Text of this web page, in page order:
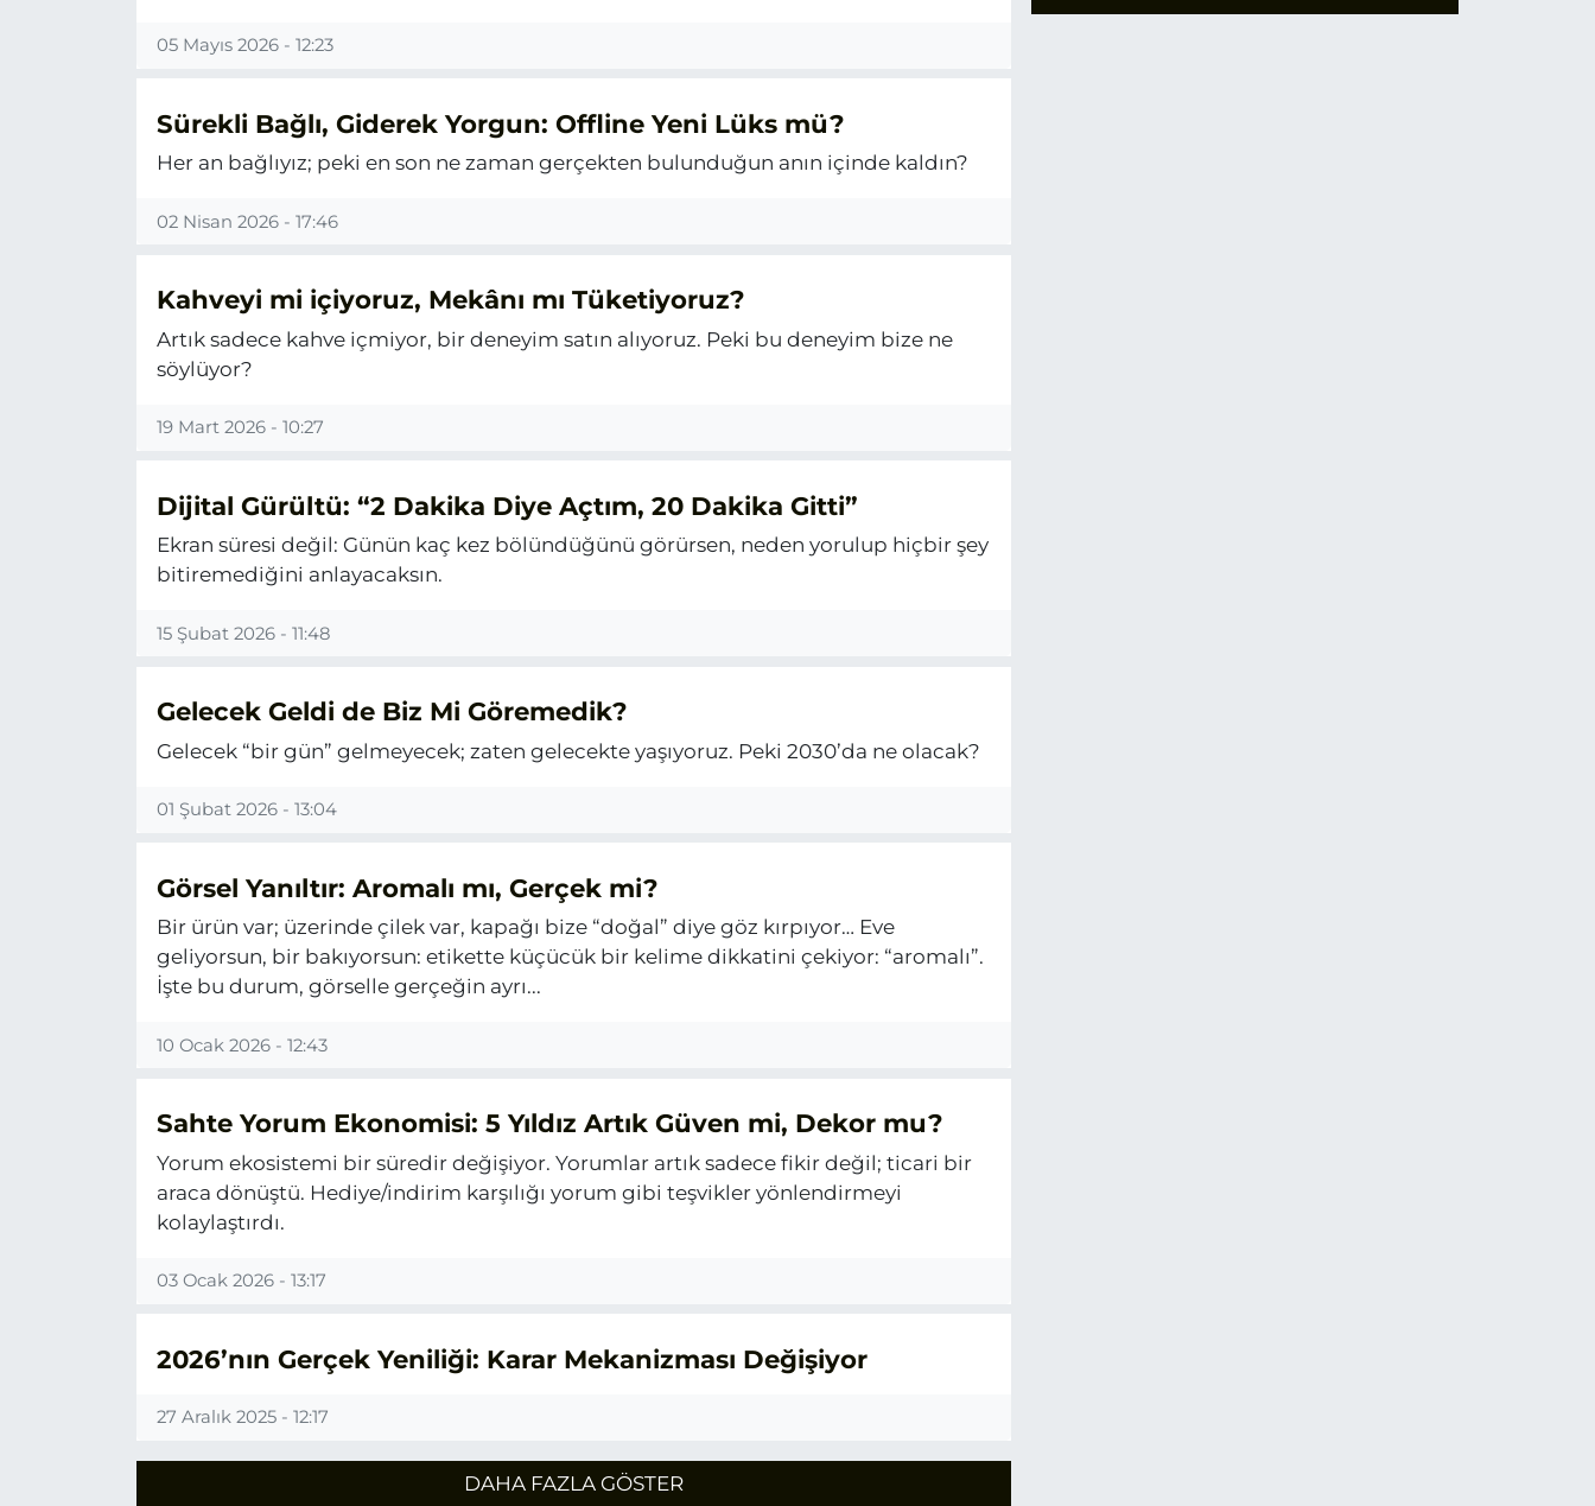
05 Mayıs 2026 - 12:23
Sürekli Bağlı, Giderek Yorgun: Offline Yeni Lüks mü?
Her an bağlıyız; peki en son ne zaman gerçekten bulunduğun anın içinde kaldın?
02 Nisan 2026 - 17:46
Kahveyi mi içiyoruz, Mekânı mı Tüketiyoruz?
Artık sadece kahve içmiyor, bir deneyim satın alıyoruz. Peki bu deneyim bize ne
söylüyor?
19 Mart 2026 - 10:27
Dijital Gürültü: “2 Dakika Diye Açtım, 20 Dakika Gitti”
Ekran süresi değil: Günün kaç kez bölündüğünü görürsen, neden yorulup hiçbir şey
bitiremediğini anlayacaksın.
15 Şubat 2026 - 11:48
Gelecek Geldi de Biz Mi Göremedik?
Gelecek “bir gün” gelmeyecek; zaten gelecekte yaşıyoruz. Peki 2030’da ne olacak?
01 Şubat 2026 - 13:04
Görsel Yanıltır: Aromalı mı, Gerçek mi?
Bir ürün var; üzerinde çilek var, kapağı bize “doğal” diye göz kırpıyor… Eve
geliyorsun, bir bakıyorsun: etikette küçücük bir kelime dikkatini çekiyor: “aromalı”.
İşte bu durum, görselle gerçeğin ayrı...
10 Ocak 2026 - 12:43
Sahte Yorum Ekonomisi: 5 Yıldız Artık Güven mi, Dekor mu?
Yorum ekosistemi bir süredir değişiyor. Yorumlar artık sadece fikir değil; ticari bir
araca dönüştü. Hediye/indirim karşılığı yorum gibi teşvikler yönlendirmeyi
kolaylaştırdı.
03 Ocak 2026 - 13:17
2026’nın Gerçek Yeniliği: Karar Mekanizması Değişiyor
27 Aralık 2025 - 12:17
DAHA FAZLA GÖSTER